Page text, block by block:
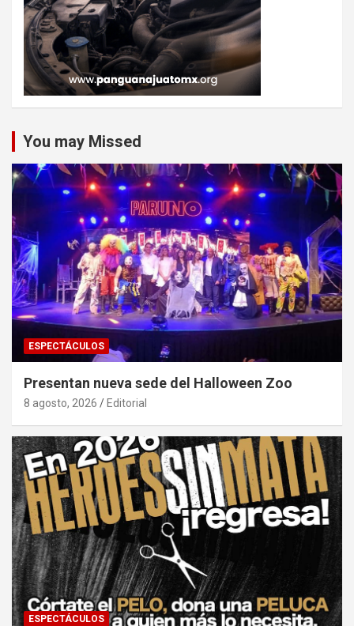
You may Missed
ESPECTÁCULOS
Presentan nueva sede del Halloween Zoo
8 agosto, 2026 Editorial
ESPECTÁCULOS